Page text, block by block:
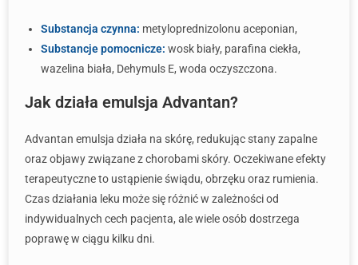
Substancja czynna: metyloprednizolonu aceponian,
Substancje pomocnicze: wosk biały, parafina ciekła,
wazelina biała, Dehymuls E, woda oczyszczona.
Jak działa emulsja Advantan?
Advantan emulsja działa na skórę, redukując stany zapalne
oraz objawy związane z chorobami skóry. Oczekiwane efekty
terapeutyczne to ustąpienie świądu, obrzęku oraz rumienia.
Czas działania leku może się różnić w zależności od
indywidualnych cech pacjenta, ale wiele osób dostrzega
poprawę w ciągu kilku dni.